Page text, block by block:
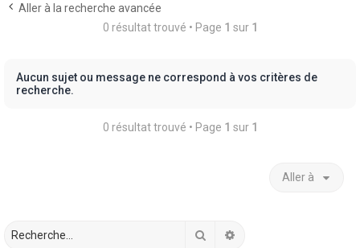
Aller à la recherche avancée
0 résultat trouvé • Page 1 sur 1
Aucun sujet ou message ne correspond à vos critères de
recherche.
0 résultat trouvé • Page 1 sur 1
Aller à
Rechercher